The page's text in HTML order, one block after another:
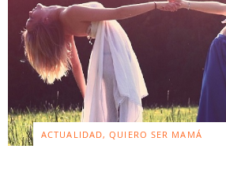
ACTUALIDAD, QUIERO SER MAMÁ